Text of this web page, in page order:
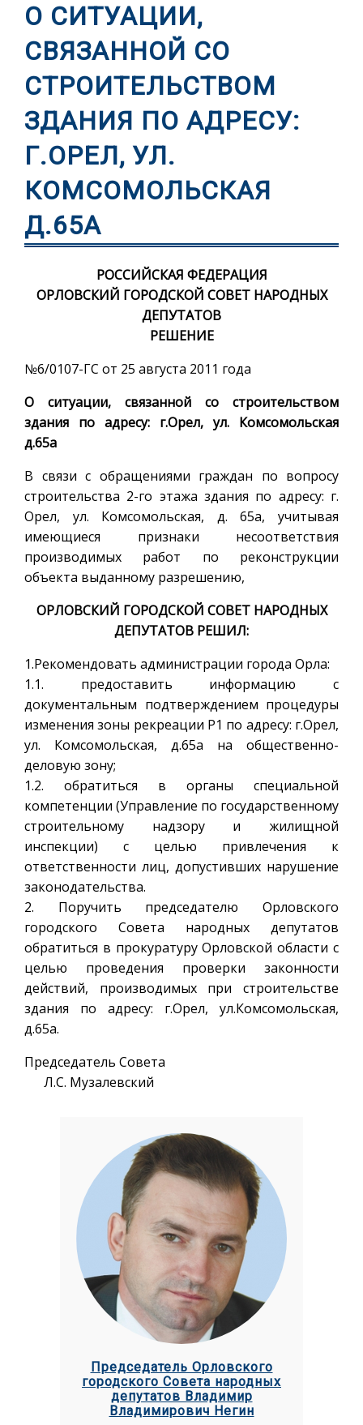
О СИТУАЦИИ,
СВЯЗАННОЙ СО
СТРОИТЕЛЬСТВОМ
ЗДАНИЯ ПО АДРЕСУ:
Г.ОРЕЛ, УЛ.
КОМСОМОЛЬСКАЯ
Д.65А
РОССИЙСКАЯ ФЕДЕРАЦИЯ
ОРЛОВСКИЙ ГОРОДСКОЙ СОВЕТ НАРОДНЫХ
ДЕПУТАТОВ
РЕШЕНИЕ
№6/0107-ГС от 25 августа 2011 года
О ситуации, связанной со строительством
здания по адресу: г.Орел, ул. Комсомольская
д.65а
В связи с обращениями граждан по вопросу
строительства 2-го этажа здания по адресу: г.
Орел, ул. Комсомольская, д. 65а, учитывая
имеющиеся признаки несоответствия
производимых работ по реконструкции
объекта выданному разрешению,
ОРЛОВСКИЙ ГОРОДСКОЙ СОВЕТ НАРОДНЫХ
ДЕПУТАТОВ РЕШИЛ:
1.Рекомендовать администрации города Орла:
1.1. предоставить информацию с
документальным подтверждением процедуры
изменения зоны рекреации Р1 по адресу: г.Орел,
ул. Комсомольская, д.65а на общественно-
деловую зону;
1.2. обратиться в органы специальной
компетенции (Управление по государственному
строительному надзору и жилищной
инспекции) с целью привлечения к
ответственности лиц, допустивших нарушение
законодательства.
2. Поручить председателю Орловского
городского Совета народных депутатов
обратиться в прокуратуру Орловской области с
целью проведения проверки законности
действий, производимых при строительстве
здания по адресу: г.Орел, ул.Комсомольская,
д.65а.
Председатель Совета
Л.С. Музалевский
Председатель Орловского
городского Совета народных
депутатов Владимир
Владимирович Негин